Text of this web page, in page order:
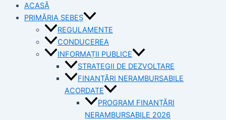
ACASĂ
PRIMĂRIA SEBEȘ
REGULAMENTE
CONDUCEREA
INFORMAȚII PUBLICE
STRATEGII DE DEZVOLTARE
FINANȚĂRI NERAMBURSABILE
ACORDATE
PROGRAM FINANȚĂRI
NERAMBURSABILE 2026